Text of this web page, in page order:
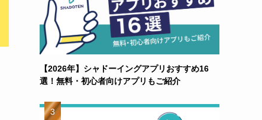
【2026年】シャドーイングアプリおすすめ16
選！無料・初心者向けアプリもご紹介